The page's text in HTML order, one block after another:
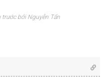
trước bởi Nguyễn Tấn